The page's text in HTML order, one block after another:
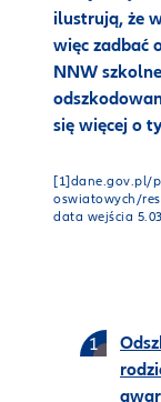
ilustrują, że
więc zadbać
NNW
się więcej o
[1]dane.gov.pl/
oswiatowych/
data wejścia